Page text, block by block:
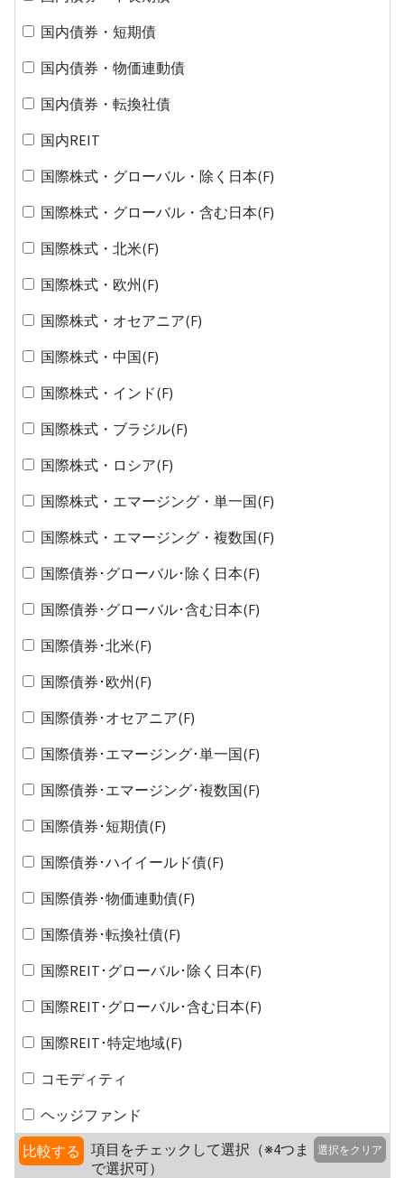
国内債券・短期債
国内債券・物価連動債
国内債券・転換社債
国内REIT
国際株式・グローバル・除く日本(F)
国際株式・グローバル・含む日本(F)
国際株式・北米(F)
国際株式・欧州(F)
国際株式・オセアニア(F)
国際株式・中国(F)
国際株式・インド(F)
国際株式・ブラジル(F)
国際株式・ロシア(F)
国際株式・エマージング・単一国(F)
国際株式・エマージング・複数国(F)
国際債券･グローバル･除く日本(F)
国際債券･グローバル･含む日本(F)
国際債券･北米(F)
国際債券･欧州(F)
国際債券･オセアニア(F)
国際債券･エマージング･単一国(F)
国際債券･エマージング･複数国(F)
国際債券･短期債(F)
国際債券･ハイイールド債(F)
国際債券･物価連動債(F)
国際債券･転換社債(F)
国際REIT･グローバル･除く日本(F)
国際REIT･グローバル･含む日本(F)
国際REIT･特定地域(F)
コモディティ
ヘッジファンド
比較する
項目をチェックして選択（※4つま
で選択可）
選択をクリア